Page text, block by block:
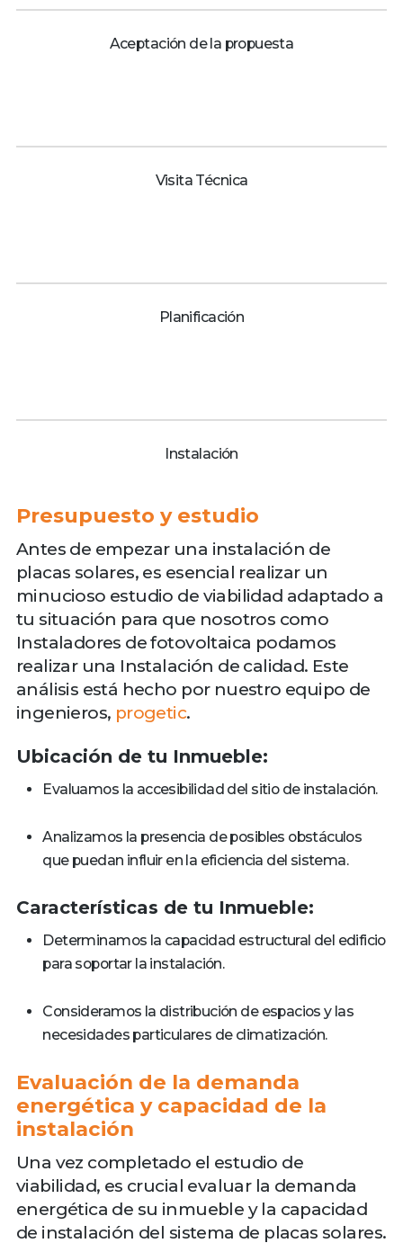
Aceptación de la propuesta
Visita Técnica
Planificación
Instalación
Presupuesto y estudio
Antes de empezar una instalación de
placas solares, es esencial realizar un
minucioso estudio de viabilidad adaptado a
tu situación para que nosotros como
Instaladores de fotovoltaica podamos
realizar una Instalación de calidad. Este
análisis está hecho por nuestro equipo de
ingenieros, progetic.
Ubicación de tu Inmueble:
Evaluamos la accesibilidad del sitio de instalación.
Analizamos la presencia de posibles obstáculos
que puedan influir en la eficiencia del sistema.
Características de tu Inmueble:
Determinamos la capacidad estructural del edificio
para soportar la instalación.
Consideramos la distribución de espacios y las
necesidades particulares de climatización.
Evaluación de la demanda
energética y capacidad de la
instalación
Una vez completado el estudio de
viabilidad, es crucial evaluar la demanda
energética de su inmueble y la capacidad
de instalación del sistema de placas solares.